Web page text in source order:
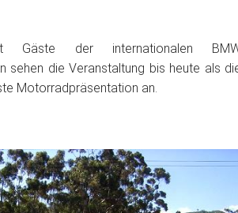
Gäste der internationalen
sehen die Veranstaltung bis heute als
Motorradpräsentation an.